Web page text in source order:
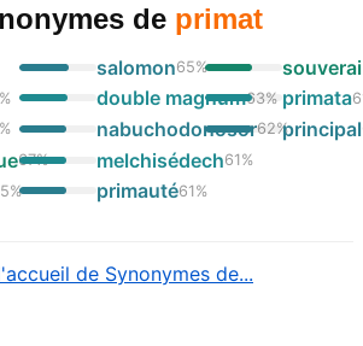
de primat
%
%
67%
%
salomon65%
double magnum63%
nabuchodonosor62%
melchisédech61 %
primauté61%
primata
principal
de Synonymes de...